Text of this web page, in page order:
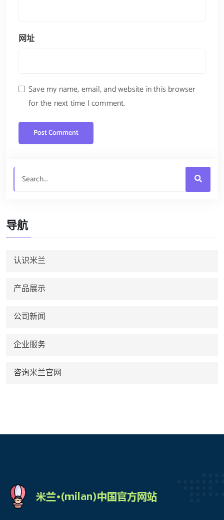
网址
Save my name, email, and website in this browser
for the next time I comment.
导航
认识米兰
产品展示
公司新闻
企业服务
咨询米兰官网